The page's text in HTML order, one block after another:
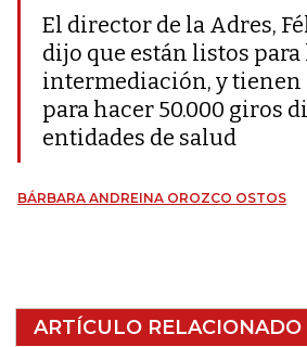
El director de la Adres,
dijo que están listos para
intermediación, y tienen
para hacer 50.000 giros
entidades de salud
BÁRBARA ANDREINA OROZCO OSTOS
ARTÍCULO RELACIONADO